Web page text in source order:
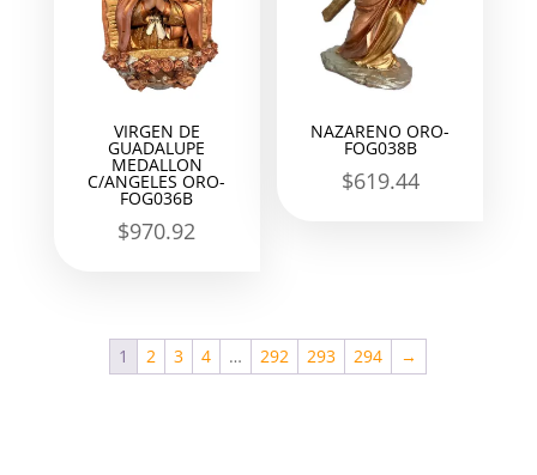
VIRGEN DE
GUADALUPE
MEDALLON
C/ANGELES ORO-
FOG036B
$970.92
NAZARENO ORO-
FOG038B
$619.44
1 2 3 4 … 292 293 294 →